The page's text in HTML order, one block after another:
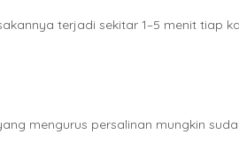
terjadi sekitar 1–5 menit tiap
mengurus persalinan mungkin